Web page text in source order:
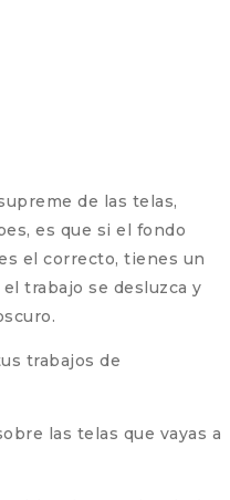
de las telas,
es que si el fondo
el correcto, tienes un
trabajo se desluzca y
trabajos de
las telas que vayas a